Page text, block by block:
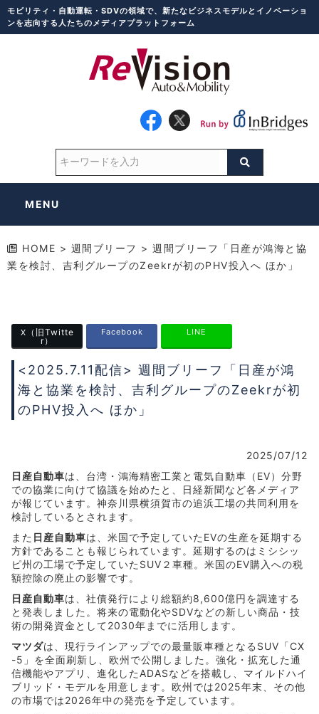
モビリティ・自動運転・SDVの領域で、新たなビジネスモデルとイノベーショ
ンを志向する人たちのメディアプラットフォーム
MENU
HOME > 週間ブリーフ > 週間ブリーフ「日産が鴻海と協
業を検討、吉利グループのZeekrが初のPHV投入へ ほか」
X （旧Twitte
r）
Facebook LINE
<2025.7.11配信> 週間ブリーフ「日産が鴻
海と協業を検討、吉利グループのZeekrが初
のPHV投入へ ほか」
2025/07/12
日産自動車は、台湾・鴻海精密工業と電気自動車（EV）分野
での協業に向けて協議を始めたと、日経新聞など各メディア
が報じています。神奈川県横須賀市の追浜工場の共同利用を
検討しているとされます。
また 日産自動車は、米国で予定していたEVの生産を延期する
方針であることも報じられています。延期するのはミシシッ
ピ州の工場で予定していたSUV２車種。米国のEV購入への税
額控除の廃止の影響です。
日産自動車は、社債発行により総額約8,600億円を調達する
と発表しました。将来の電動化やSDVなどの新しい商品・技
術の開発資金として2030年までに活用します。
マツダは、現行ラインアップでの最量販車種となるSUV「CX
-5」を全面刷新し、欧州で公開しました。強化・拡充した通
信機能やアプリ、進化したADASなどを搭載し、マイルドハイ
ブリッド・モデルを用意します。欧州では2025年末、その他
の市場では2026年中の発売を予定しています。